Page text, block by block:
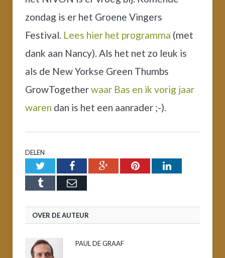
zondag is er het Groene Vingers
Festival. Lees hier het programma (met
dank aan Nancy). Als het net zo leuk is
als de New Yorkse Green Thumbs
GrowTogetherwaar Bas en ik vorig jaar
waren dan is het een aanrader ;-).
DELEN
TwitterFacebookGoogle+PinterestLinkedIn
Tumblr Email
OVER DE AUTEUR
PAUL DE GRAAF